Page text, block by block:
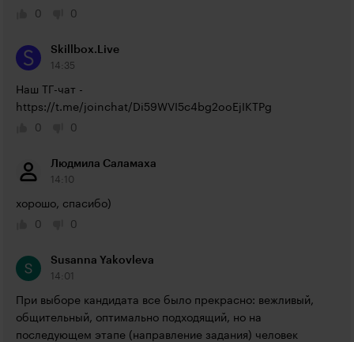
0 0
Skillbox.Live
14:35
https://t.me/joinchat/Di59WVI5c4bg2ooEjIKTPg
0
0
Людмила Саламаха
14:10
хорошо, спасибо)
0
0
Susanna Yakovleva
14:01
При выборе кандидата все было прекрасно: вежливый,
общительный, оптимально подходящий, но на
последующем этапе (направление задания) человек